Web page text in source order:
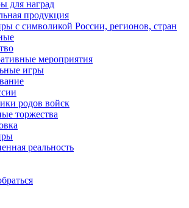
для наград
продукция
с символикой России, регионов, стран
мероприятия
игры
родов войск
торжества
реальность